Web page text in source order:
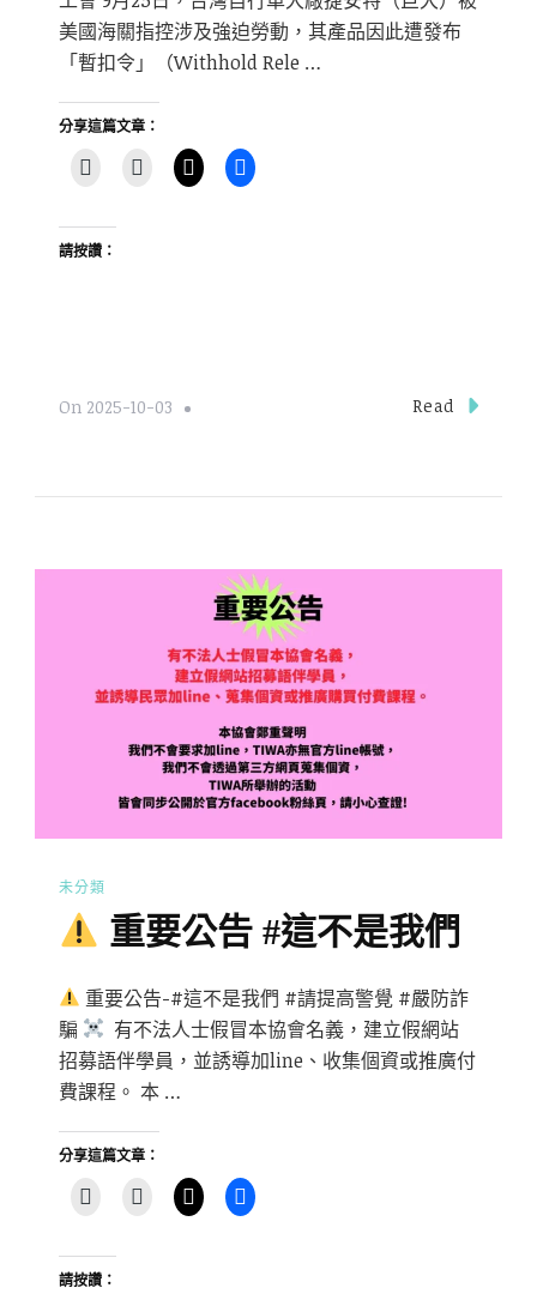
美國海關指控涉及強迫勞動，其產品因此遭發布
「暫扣令」（Withhold Rele …
分享這篇文章：
請按讚：
On 2025-10-03 Read
未分類
重要公告 #這不是我們
重要公告-#這不是我們 #請提高警覺 #嚴防詐
騙
有不法人士假冒本協會名義，建立假網站
招募語伴學員，並誘導加line、收集個資或推廣付
費課程。 本 …
分享這篇文章：
請按讚：